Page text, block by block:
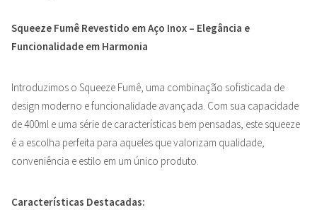
Squeeze Fumê Revestido em Aço Inox – Elegância e
Funcionalidade em Harmonia
Introduzimos o Squeeze Fumê, uma combinação sofisticada de
design moderno e funcionalidade avançada. Com sua capacidade
de 400ml e uma série de características bem pensadas, este squeeze
é a escolha perfeita para aqueles que valorizam qualidade,
conveniência e estilo em um único produto.
Características Destacadas: